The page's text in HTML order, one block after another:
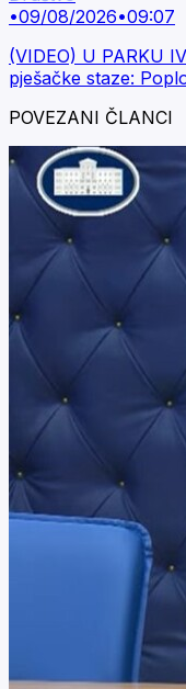
•09/08/2026•09:07
(VIDEO) U PARKU
pješačke staze:
POVEZANI ČLANCI